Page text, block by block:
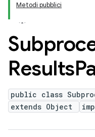
Metodi pubblici
Results
public class
extends Object